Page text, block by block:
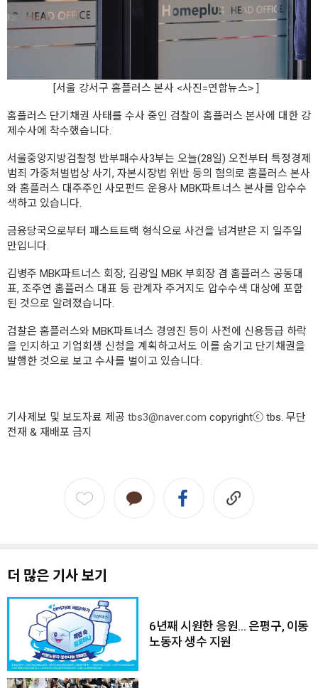
[서울 강서구 홈플러스 본사 <사진=연합뉴스> ]
홈플러스 단기채권 사태를 수사 중인 검찰이 홈플러스 본사에 대한 강
제수사에 착수했습니다.
서울중앙지방검찰청 반부패수사3부는 오늘(28일) 오전부터 특정경제
범죄 가중처벌법상 사기, 자본시장법 위반 등의 혐의로 홈플러스 본사
와 홈플러스 대주주인 사모펀드 운용사 MBK파트너스 본사를 압수수
색하고 있습니다.
금융당국으로부터 패스트트랙 형식으로 사건을 넘겨받은 지 일주일
만입니다.
김병주 MBK파트너스 회장, 김광일 MBK 부회장 겸 홈플러스 공동대
표, 조주연 홈플러스 대표 등 관계자 주거지도 압수수색 대상에 포함
된 것으로 알려졌습니다.
검찰은 홈플러스와 MBK파트너스 경영진 등이 사전에 신용등급 하락
을 인지하고 기업회생 신청을 계획하고서도 이를 숨기고 단기채권을
발행한 것으로 보고 수사를 벌이고 있습니다.
기사제보 및 보도자료 제공 tbs3@naver.com copyrightⓒ tbs. 무단
전재 & 재배포 금지
더 많은 기사 보기
6년째 시원한 응원… 은평구, 이동
노동자 생수 지원